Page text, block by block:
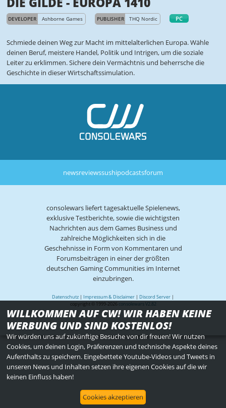
DEVELOPER Ashborne Games PUBLISHER THQ Nordic PC
Schmiede deinen Weg zur Macht im mittelalterlichen Europa. Wähle
deinen Beruf, meistere Handel, Politik und Intrigen, um die soziale
Leiter zu erklimmen. Sichere dein Vermächtnis und beherrsche die
Geschichte in dieser Wirtschaftssimulation.
newsreviewssushipodcastsforum
consolewars liefert tagesaktuelle Spielenews,
exklusive Testberichte, sowie die wichtigsten
Nachrichten aus dem Games Business und
zahlreiche Möglichkeiten sich in die
Geschehnisse in Form von Kommentaren und
Forumsbeiträgen in einer der größten
deutschen Gaming Communities im Internet
einzubringen.
Datenschutz | Impressum & Disclaimer | Discord Server |
copyright © 1999-2026
consolewars V2.82
WILLKOMMEN AUF CW! WIR HABEN KEINE
WERBUNG UND SIND KOSTENLOS!
Wir würden uns auf zukünftige Besuche von dir freuen! Wir nutzen
Cookies, um deinen Login, Präferenzen und technische Aspekte deines
Aufenthalts zu speichern. Eingebettete Youtube-Videos und Tweets in
unseren News und Inhalten setzen ihre eigenen Cookies auf die wir
keinen Einfluss haben!
Cookies akzeptieren